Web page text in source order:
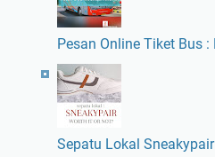
Pesan Online Tiket Bus
Sepatu Lokal